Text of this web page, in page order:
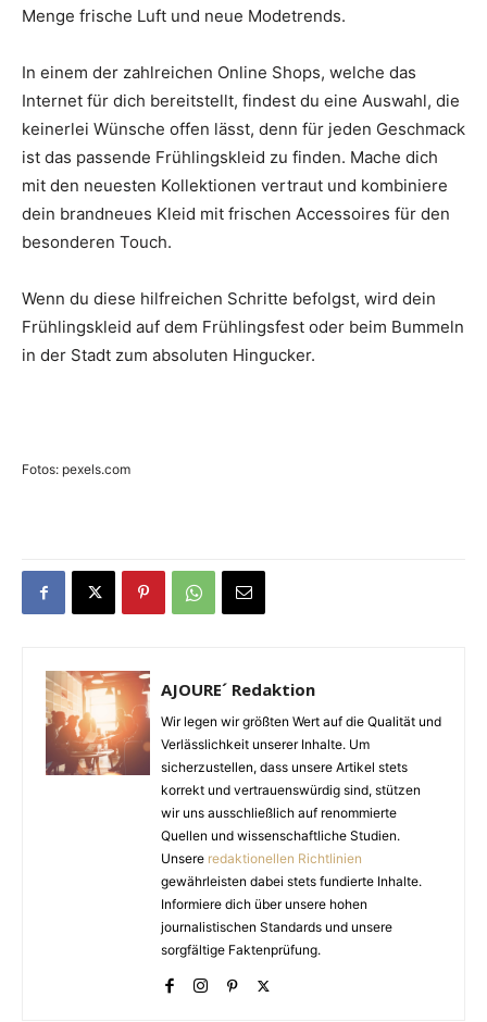
Menge frische Luft und neue Modetrends.
In einem der zahlreichen Online Shops, welche das
Internet für dich bereitstellt, findest du eine Auswahl, die
keinerlei Wünsche offen lässt, denn für jeden Geschmack
ist das passende Frühlingskleid zu finden. Mache dich
mit den neuesten Kollektionen vertraut und kombiniere
dein brandneues Kleid mit frischen Accessoires für den
besonderen Touch.
Wenn du diese hilfreichen Schritte befolgst, wird dein
Frühlingskleid auf dem Frühlingsfest oder beim Bummeln
in der Stadt zum absoluten Hingucker.
Fotos: pexels.com
AJOURE´ Redaktion
Wir legen wir größten Wert auf die Qualität und
Verlässlichkeit unserer Inhalte. Um
sicherzustellen, dass unsere Artikel stets
korrekt und vertrauenswürdig sind, stützen
wir uns ausschließlich auf renommierte
Quellen und wissenschaftliche Studien.
Unsere redaktionellen Richtlinien
gewährleisten dabei stets fundierte Inhalte.
Informiere dich über unsere hohen
journalistischen Standards und unsere
sorgfältige Faktenprüfung.